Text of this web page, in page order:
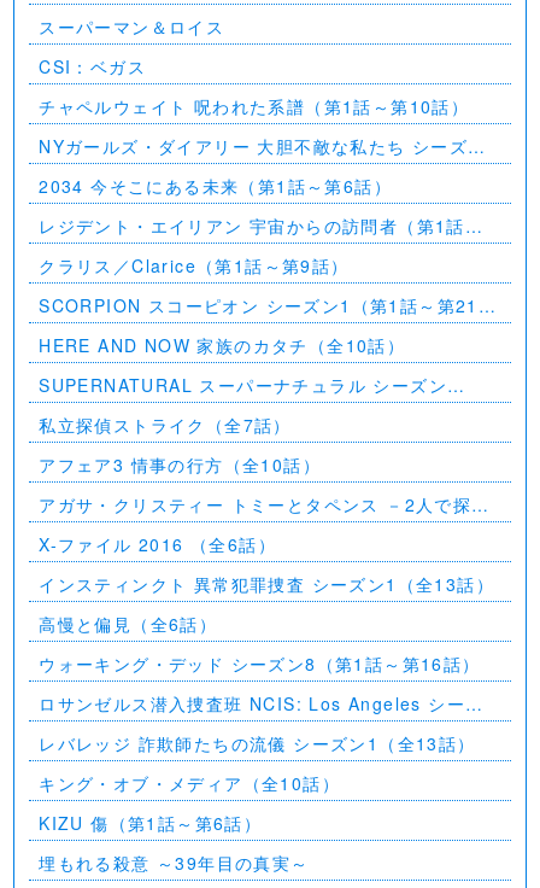
スーパーマン＆ロイス
CSI：ベガス
チャペルウェイト 呪われた系譜（第1話～第10話）
NYガールズ・ダイアリー 大胆不敵な私たち シーズン
5（第1話～第2話）
2034 今そこにある未来（第1話～第6話）
レジデント・エイリアン 宇宙からの訪問者（第1話～
第7話）
クラリス／Clarice（第1話～第9話）
SCORPION スコーピオン シーズン1（第1話～第21
話）
HERE AND NOW 家族のカタチ（全10話）
SUPERNATURAL スーパーナチュラル シーズン
11（全23話）
私立探偵ストライク（全7話）
アフェア3 情事の行方（全10話）
アガサ・クリスティー トミーとタペンス －2人で探偵
を－
X-ファイル 2016 （全6話）
インスティンクト 異常犯罪捜査 シーズン1（全13話）
高慢と偏見（全6話）
ウォーキング・デッド シーズン8（第1話～第16話）
ロサンゼルス潜入捜査班 NCIS: Los Angeles シーズ
ン5（第2話～第24話）
レバレッジ 詐欺師たちの流儀 シーズン1（全13話）
キング・オブ・メディア（全10話）
KIZU 傷（第1話～第6話）
埋もれる殺意 ～39年目の真実～